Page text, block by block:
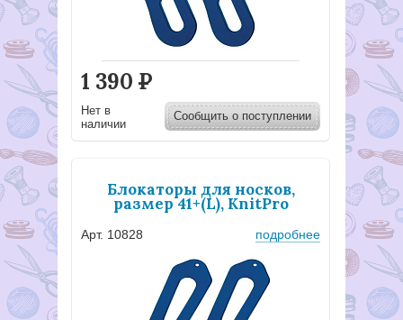
1 390 Р
Нет в
наличии
Сообщить о поступлении
Блокаторы для носков,
размер 41+(L), KnitPro
Арт. 10828 подробнее